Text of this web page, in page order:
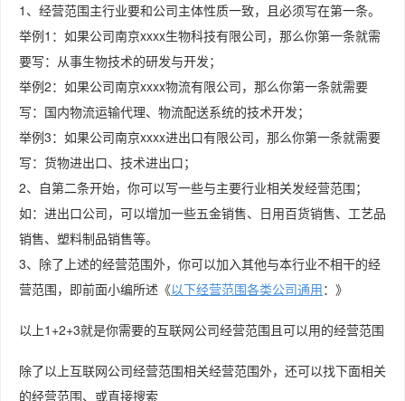
1、经营范围主行业要和公司主体性质一致，且必须写在第一条。
举例1：如果公司南京xxxx生物科技有限公司，那么你第一条就需
要写：从事生物技术的研发与开发；
举例2：如果公司南京xxxx物流有限公司，那么你第一条就需要
写：国内物流运输代理、物流配送系统的技术开发；
举例3：如果公司南京xxxx进出口有限公司，那么你第一条就需要
写：货物进出口、技术进出口；
2、自第二条开始，你可以写一些与主要行业相关发经营范围；
如：进出口公司，可以增加一些五金销售、日用百货销售、工艺品
销售、塑料制品销售等。
3、除了上述的经营范围外，你可以加入其他与本行业不相干的经
营范围，即前面小编所述《以下经营范围各类公司通用：》
以上1+2+3就是你需要的互联网公司经营范围且可以用的经营范围
除了以上互联网公司经营范围相关经营范围外，还可以找下面相关
的经营范围、或直接搜索